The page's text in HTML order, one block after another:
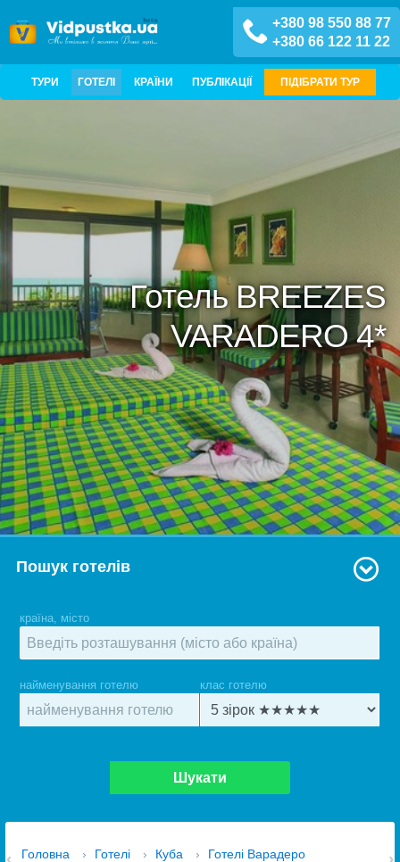
+380 98 550 88 77
+380 66 122 11 22
ТУРИ ГОТЕЛІ КРАЇНИ ПУБЛІКАЦІЇ ПІДІБРАТИ ТУР
Готель BREEZES
VARADERO 4*
Пошук готелів
країна, місто
найменування готелю клас готелю
Шукати
Головна › Готелі › Куба › Готелі Варадеро